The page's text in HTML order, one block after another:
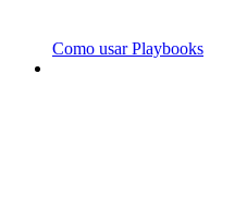
Como usar Playbooks